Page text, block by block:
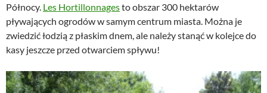
Północy. Les Hortillonnagesto obszar 300 hektarów
pływających ogrodów w samym centrum miasta. Można je
zwiedzić łodzią z płaskim dnem, ale należy stanąć w kolejce do
kasy jeszcze przed otwarciem spływu!